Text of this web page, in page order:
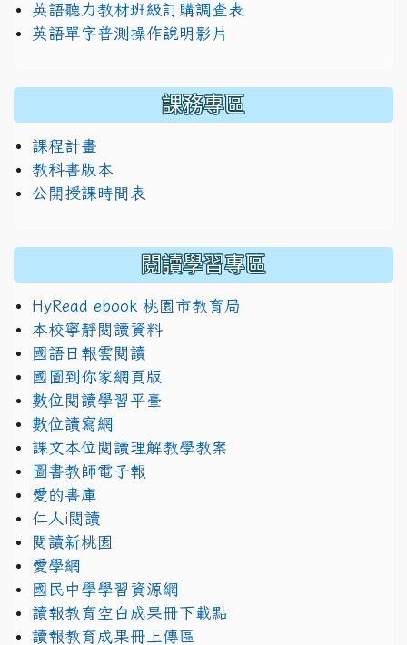
英語聽力教材班級訂購調查表
英語單字普測操作說明影片
課務專區
課程計畫
教科書版本
公開授課時間表
閱讀學習專區
HyRead ebook 桃園市教育局
本校寧靜閱讀資料
國語日報雲閱讀
國圖到你家網頁版
數位閱讀學習平臺
數位讀寫網
課文本位閱讀理解教學教案
圖書教師電子報
愛的書庫
仁人i閱讀
閱讀新桃園
愛學網
國民中學學習資源網
讀報教育空白成果冊下載點
讀報教育成果冊上傳區